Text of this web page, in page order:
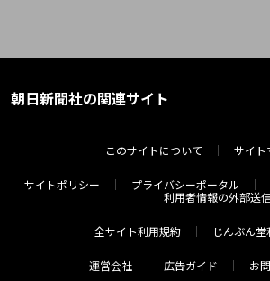
朝日新聞社の関連サイト
このサイトについて サイト
サイトポリシー プライバシーポータル
利用者情報の外部送
全サイト利用規約 じんぶん
運営会社 広告ガイド お